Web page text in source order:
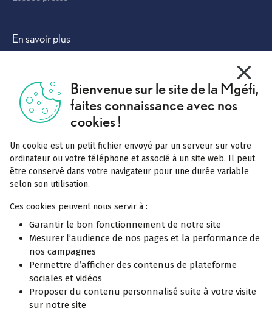
Autres solutions
En savoir plus
Tout comprendre
Complémentaire santé
Pourquoi rejoindre la Mgéfi
Notre service Acceo
Réclamation
En savoir plus
Offres spécifiques
La complémentaire santé solidaire
Bienvenue sur le site de la Mgéfi,
faites connaissance avec nos
cookies !
Un cookie est un petit fichier envoyé par un serveur sur votre
ordinateur ou votre téléphone et associé à un site web. Il peut
être conservé dans votre navigateur pour une durée variable
selon son utilisation.
Ces cookies peuvent nous servir à :
Garantir le bon fonctionnement de notre site
Mesurer l’audience de nos pages et la performance de
nos campagnes
Permettre d’afficher des contenus de plateforme
sociales et vidéos
Proposer du contenu personnalisé suite à votre visite
sur notre site
X